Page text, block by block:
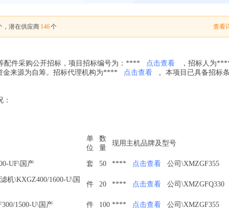
，潜在供应商 146个 查看
配件采购公开招标，项目招标编号为：**** 点击查看
，招标人为
金来源为自筹。招标代理机构为****
点击查看 。本项目已具备招标
单
位
数
量
现用主机品牌及型号
UF\国产 套 50 **** 点击查看 公司\XMZGF355
机\KXGZ400/1600-U\国
件 20 **** 点击查看 公司\XMZGFQ330
1500-U\国产 件 100 **** 点击查看 公司\XMZGF355